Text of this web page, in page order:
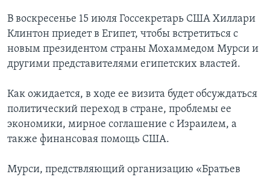
В воскресенье 15 июля Госсекретарь США Хиллари
Клинтон приедет в Египет, чтобы встретиться с
новым президентом страны Мохаммедом Мурси и
другими представителями египетских властей.
Как ожидается, в ходе ее визита будет обсуждаться
политический переход в стране, проблемы ее
экономики, мирное соглашение с Израилем, а
также финансовая помощь США.
Мурси, предствляющий организацию «Братьев